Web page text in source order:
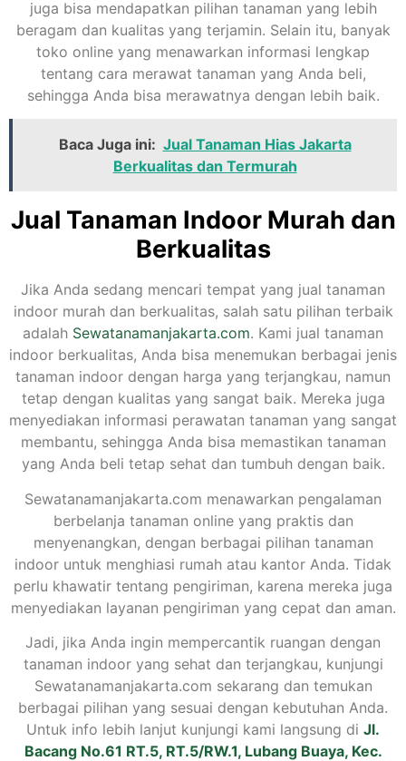
juga bisa mendapatkan pilihan tanaman yang lebih
beragam dan kualitas yang terjamin. Selain itu, banyak
toko online yang menawarkan informasi lengkap
tentang cara merawat tanaman yang Anda beli,
sehingga Anda bisa merawatnya dengan lebih baik.
Baca Juga ini: Jual Tanaman Hias Jakarta
Berkualitas dan Termurah
Jual Tanaman Indoor Murah dan
Berkualitas
Jika Anda sedang mencari tempat yang jual tanaman
indoor murah dan berkualitas, salah satu pilihan terbaik
adalah Sewatanamanjakarta.com. Kami jual tanaman
indoor berkualitas, Anda bisa menemukan berbagai jenis
tanaman indoor dengan harga yang terjangkau, namun
tetap dengan kualitas yang sangat baik. Mereka juga
menyediakan informasi perawatan tanaman yang sangat
membantu, sehingga Anda bisa memastikan tanaman
yang Anda beli tetap sehat dan tumbuh dengan baik.
Sewatanamanjakarta.com menawarkan pengalaman
berbelanja tanaman online yang praktis dan
menyenangkan, dengan berbagai pilihan tanaman
indoor untuk menghiasi rumah atau kantor Anda. Tidak
perlu khawatir tentang pengiriman, karena mereka juga
menyediakan layanan pengiriman yang cepat dan aman.
Jadi, jika Anda ingin mempercantik ruangan dengan
tanaman indoor yang sehat dan terjangkau, kunjungi
Sewatanamanjakarta.com sekarang dan temukan
berbagai pilihan yang sesuai dengan kebutuhan Anda.
Untuk info lebih lanjut kunjungi kami langsung di Jl.
Bacang No.61 RT.5, RT.5/RW.1, Lubang Buaya, Kec.